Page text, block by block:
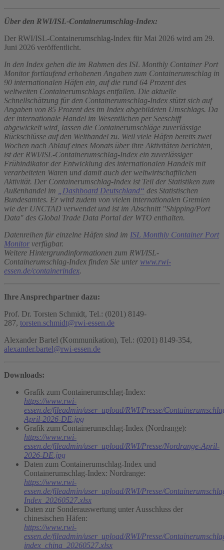
Über den RWI/ISL-Containerumschlag-Index:
Der RWI/ISL-Containerumschlag-Index für Mai 2026 wird am 29.
Juni 2026 veröffentlicht.
In den Index gehen die im Rahmen des ISL Monthly Container Port
Monitor fortlaufend erhobenen Angaben zum Containerumschlag in
90 internationalen Häfen ein, auf die rund 64 Prozent des
weltweiten Containerumschlags entfallen. Die aktuelle
Schnellschätzung für den Containerumschlag-Index stützt sich auf
Angaben von 85 Prozent des im Index abgebildeten Umschlags. Da
der internationale Handel im Wesentlichen per Seeschiff
abgewickelt wird, lassen die Containerumschläge zuverlässige
Rückschlüsse auf den Welthandel zu. Weil viele Häfen bereits zwei
Wochen nach Ablauf eines Monats über ihre Aktivitäten berichten,
ist der RWI/ISL-Containerumschlag-Index ein zuverlässiger
Frühindikator der Entwicklung des internationalen Handels mit
verarbeiteten Waren und damit auch der weltwirtschaftlichen
Aktivität. Der Containerumschlag-Index ist Teil der Statistiken zum
Außenhandel im
„Dashboard Deutschland“ des Statistischen
Bundesamtes. Er wird zudem von vielen internationalen Gremien
wie der UNCTAD verwendet und ist im Abschnitt "Shipping/Port
Data" des Global Trade Data Portal der WTO enthalten.
Datenreihen für einzelne Häfen sind im ISL Monthly Container Port
Monitor verfügbar.
Weitere Hintergrundinformationen zum RWI/ISL-
Containerumschlag-Index finden Sie unter www.rwi-
essen.de/containerindex.
Ihre Ansprechpartner dazu:
Prof. Dr. Torsten Schmidt, Tel.: (0201) 8149-
287, torsten.schmidt@rwi-essen.de
Alexander Bartel (Kommunikation), Tel.: (0201) 8149-354,
alexander.bartel@rwi-essen.de
Downloads:
Grafik zum Containerumschlag-Index:
https://www.rwi-
essen.de/fileadmin/user_upload/RWI/Presse/
April-2026-DE.jpg
Grafik zum Containerumschlag-Index (Nordrange):
https://www.rwi-
essen.de/fileadmin/user_upload/RWI/Presse/Nordrange-April-
2026-DE.jpg
Daten zum Containerumschlag-Index und
Containerumschlag-Index: Nordrange:
https://www.rwi-
essen.de/fileadmin/user_upload/RWI/Presse/
Index_20260527.xlsx
Daten zur Sonderauswertung unter Ausschluss der
chinesischen Häfen:
https://www.rwi-
essen.de/fileadmin/user_upload/RWI/Presse/
index_china_20260527.xlsx